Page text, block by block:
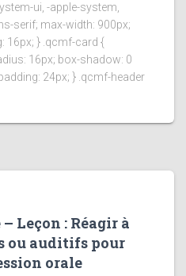
ui, -apple-system,
serif; max-width: 900px;
16px; } .qcmf-card {
16px; box-shadow: 0
24px; } .qcmf-header
Leçon : Réagir à
ou auditifs pour
orale